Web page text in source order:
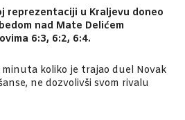
reprezentaciji u Kraljevu doneo
nad Mate Delićem
6:3, 6:2, 6:4.
minuta koliko je trajao duel Novak
ne dozvolivši svom rivalu